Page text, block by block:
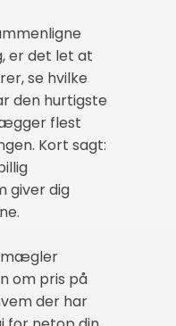
er det let at
se hvilke
den hurtigste
flest
Kort sagt:
giver dig
mægler
om pris på
der har